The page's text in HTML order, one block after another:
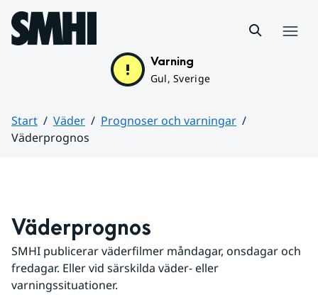
Hoppa till sidans innehåll
Varning
Gul, Sverige
Start Väder
Prognoser och varningar
Väderprognos
Väderprognos
SMHI publicerar väderfilmer måndagar, onsdagar och
fredagar. Eller vid särskilda väder- eller
varningssituationer.